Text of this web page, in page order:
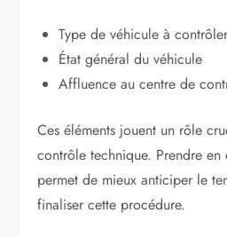
Type de véhicule à contrôler
État général du véhicule
Affluence au centre de
Ces éléments jouent un rôle
contrôle technique. Prendre en
permet de mieux anticiper le
finaliser cette procédure.